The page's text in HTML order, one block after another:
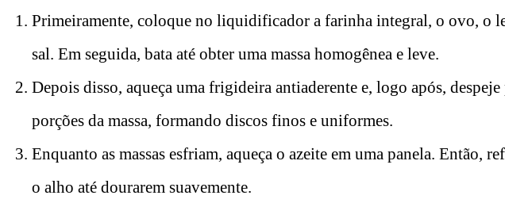
Primeiramente, coloque no liquidificador a farinha integral, o ovo, o
sal. Em seguida, bata até obter uma massa homogênea e leve.
Depois disso, aqueça uma frigideira antiaderente e, logo após, despeje
porções da massa, formando discos finos e uniformes.
Enquanto as massas esfriam, aqueça o azeite em uma panela. Então,
o alho até dourarem suavemente.